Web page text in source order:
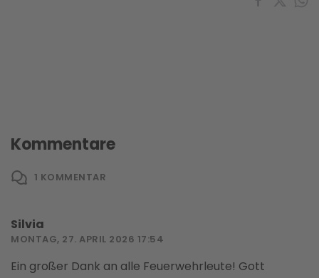
Kommentare
1 KOMMENTAR
Silvia
MONTAG, 27. APRIL 2026 17:54
Ein großer Dank an alle Feuerwehrleute! Gott